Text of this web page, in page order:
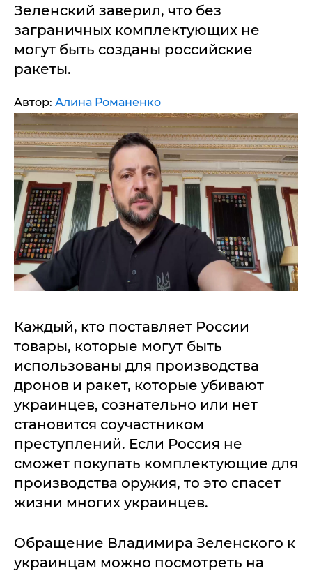
Зеленский заверил, что без
заграничных комплектующих не
могут быть созданы российские
ракеты.
Автор: Алина Романенко
Каждый, кто поставляет России
товары, которые могут быть
использованы для производства
дронов и ракет, которые убивают
украинцев, сознательно или нет
становится соучастником
преступлений. Если Россия не
сможет покупать комплектующие для
производства оружия, то это спасет
жизни многих украинцев.
Обращение Владимира Зеленского к
украинцам можно посмотреть на